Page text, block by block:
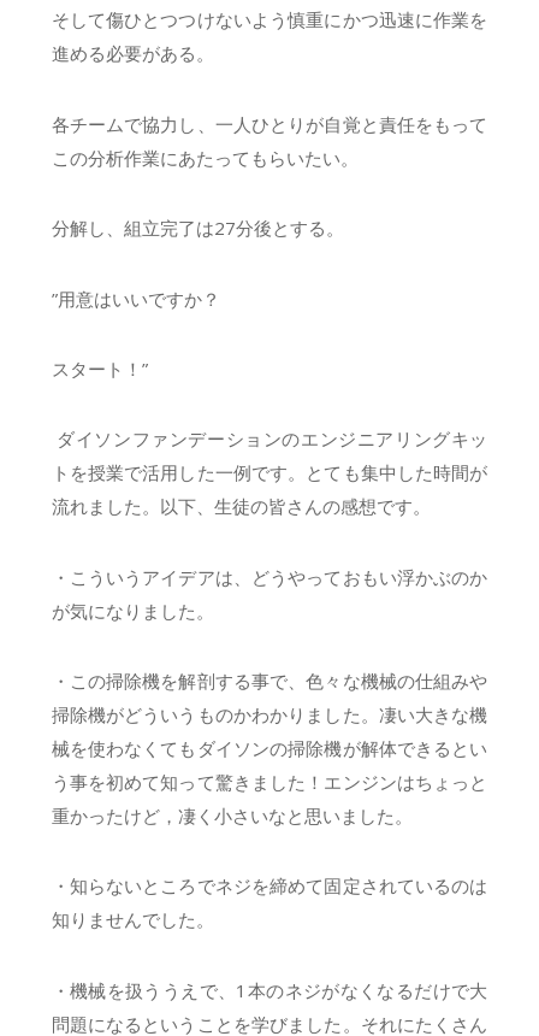
そして傷ひとつつけないよう慎重にかつ迅速に作業を
進める必要がある。
各チームで協力し、一人ひとりが自覚と責任をもって
この分析作業にあたってもらいたい。
分解し、組立完了は27分後とする。
”用意はいいですか？
スタート！”
ダイソンファンデーションのエンジニアリングキッ
トを授業で活用した一例です。とても集中した時間が
流れました。以下、生徒の皆さんの感想です。
・こういうアイデアは、どうやっておもい浮かぶのか
が気になりました。
・この掃除機を解剖する事で、色々な機械の仕組みや
掃除機がどういうものかわかりました。凄い大きな機
械を使わなくてもダイソンの掃除機が解体できるとい
う事を初めて知って驚きました！エンジンはちょっと
重かったけど，凄く小さいなと思いました。
・知らないところでネジを締めて固定されているのは
知りませんでした。
・機械を扱ううえで、1本のネジがなくなるだけで大
問題になるということを学びました。それにたくさん